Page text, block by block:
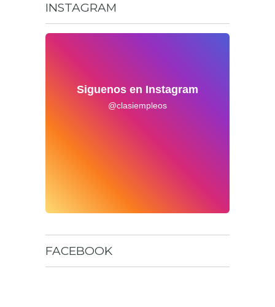
INSTAGRAM
Siguenos en Instagram
@clasiempleos
FACEBOOK